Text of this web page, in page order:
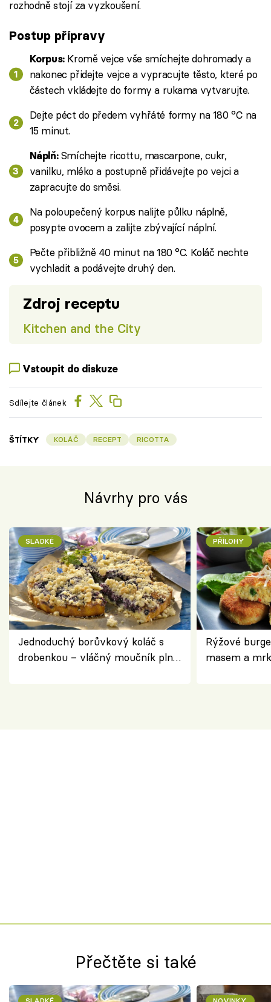
rozhodně stojí za vyzkoušení.
Postup přípravy
Korpus: Kromě vejce vše smíchejte dohromady a
nakonec přidejte vejce a vypracujte těsto, které po
částech vkládejte do formy a rukama vytvarujte.
Dejte péct do předem vyhřáté formy na 180 °C na
15 minut.
Náplň:Smíchejte ricottu, mascarpone, cukr,
vanilku, mléko a postupně přidávejte po vejci a
zapracujte do směsi.
Na poloupečený korpus nalijte půlku náplně,
posypte ovocem a zalijte zbývající náplní.
Pečte přibližně 40 minut na 180 °C. Koláč nechte
vychladit a podávejte druhý den.
Zdroj receptu
Kitchen and the City
Vstoupit do diskuze
Sdílejte článek
ŠTÍTKY KOLÁČ RECEPT RICOTTA
Návrhy pro vás
SLADKÉ
Jednoduchý borůvkový koláč s
drobenkou – vláčný moučník plný
PŘÍLOHY
Rýžové
masem a
Přečtěte si také